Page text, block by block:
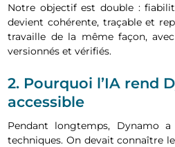
Notre objectif est double :
devient cohérente, traçable et
travaille de la même façon,
versionnés et vérifiés.
2. Pourquoi l’IA rend
accessible
Pendant longtemps, Dynamo
techniques. On devait connaître